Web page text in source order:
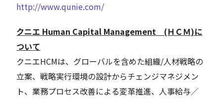
http://www.qunie.com/
クニエ Human Capital Management (ＨＣＭ)に
ついて
クニエHCMは、グローバルを含めた組織/人材戦略の
立案、戦略実行環境の設計からチェンジマネジメン
ト、業務プロセス改善による変革推進、人事給与／